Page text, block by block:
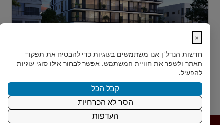
בלב הצפון-הישן של תל אביב, במרחק דקות הליכה ספורות
מהלוקיישנים האייקוניים ביותר בעיר, מציעה Rozio
SELECTED - מותג הי?...
15.12.2024 קרא עוד
×
חדשות הנדל"ן אנו משתמשים בעוגיות כדי להבטיח את תפקוד
האתר ולשפר את חוויית המשתמש. אפשר לבחור אילו סוגי עוגיות
להפעיל.
קבל הכל
הסר לא הכרחיות
העדפות